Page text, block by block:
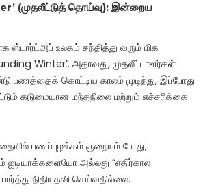
(முதலீட்டுத் தொய்வு): இன்றைய
ஸ்டார்ட்அப் உலகம் சந்தித்து வரும் மிக
Winter’. அதாவது, முதலீட்டாளர்கள்
கொட்டிய காலம் முடிந்து, இப்போது
கடுமையான மந்தநிலை மற்றும் எச்சரிக்கை
பணப்புழக்கம் குறையும் போது,
ஐடியாக்களையோ அல்லது “எதிர்கால
நிதியுதவி செய்வதில்லை.